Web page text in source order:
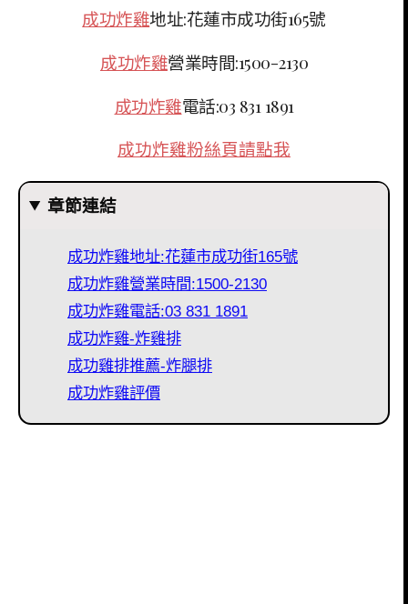
成功炸雞地址:花蓮市成功街165號
成功炸雞營業時間:1500-2130
成功炸雞電話:03 831 1891
成功炸雞粉絲頁請點我
章節連結
成功炸雞地址:花蓮市成功街165號
成功炸雞營業時間:1500-2130
成功炸雞電話:03 831 1891
成功炸雞-炸雞排
成功雞排推薦-炸腿排
成功炸雞評價